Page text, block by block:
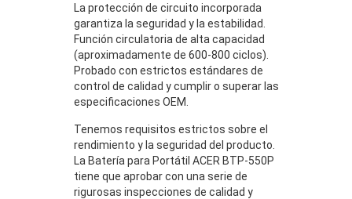
La protección de circuito incorporada
garantiza la seguridad y la estabilidad.
Función circulatoria de alta capacidad
(aproximadamente de 600-800 ciclos).
Probado con estrictos estándares de
control de calidad y cumplir o superar las
especificaciones OEM.
Tenemos requisitos estrictos sobre el
rendimiento y la seguridad del producto.
La Batería para Portátil ACER BTP-550P
tiene que aprobar con una serie de
rigurosas inspecciones de calidad y